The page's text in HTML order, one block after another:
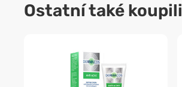
Ostatní také koupili